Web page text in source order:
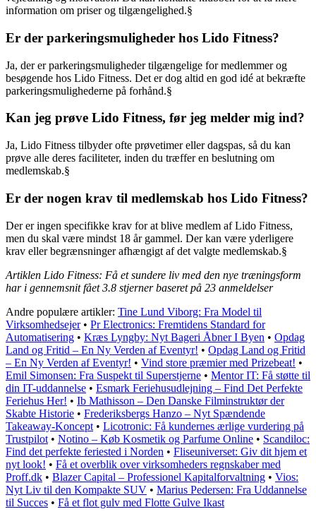
information om priser og tilgængelighed.§
Er der parkeringsmuligheder hos Lido Fitness?
Ja, der er parkeringsmuligheder tilgængelige for medlemmer og
besøgende hos Lido Fitness. Det er dog altid en god idé at bekræfte
parkeringsmulighederne på forhånd.§
Kan jeg prøve Lido Fitness, før jeg melder mig ind?
Ja, Lido Fitness tilbyder ofte prøvetimer eller dagspas, så du kan
prøve alle deres faciliteter, inden du træffer en beslutning om
medlemskab.§
Er der nogen krav til medlemskab hos Lido Fitness?
Der er ingen specifikke krav for at blive medlem af Lido Fitness,
men du skal være mindst 18 år gammel. Der kan være yderligere
krav eller begrænsninger afhængigt af det valgte medlemskab.§
Artiklen Lido Fitness: Få et sundere liv med den nye træningsform
har i gennemsnit fået3.8 stjerner baseret på 23 anmeldelser
Andre populære artikler: Tine Lund Viborg: Fra Model til
Virksomhedsejer• Pr Electronics: Fremtidens Standard for
Automatisering • Kræs Lyngby: Nyt Bageri Åbner I Byen • Opdag
Land og Fritid – En Ny Verden af Eventyr! • Opdag Land og Fritid
– En Ny Verden af Eventyr! • Vind store præmier med Prizebeat! •
Emil Simonsen: Fra Suspekt til Superstjerne • Mentor IT: Få støtte til
din IT-uddannelse • Esmark Feriehusudlejning – Find Det Perfekte
Feriehus Her! • Ib Mathisson – Den Danske Filminstruktør der
Skabte Historie • Frederiksbergs Hanzo – Nyt Spændende
Takeaway-Koncept • Licotronic: Få kundernes ærlige vurdering på
Trustpilot • Notino – Køb Kosmetik og Parfume Online • Scandiloc:
Find det perfekte feriested i Norden • Fliseuniverset: Giv dit hjem et
nyt look! • Få et overblik over virksomheders regnskaber med
Proff.dk • Blazer Capital – Professionel Kapitalforvaltning • Vios:
Nyt Liv til den Kompakte SUV • Marius Pedersen: Fra Uddannelse
til Succes • Få et flot gulv med Flotte Gulve Ikast